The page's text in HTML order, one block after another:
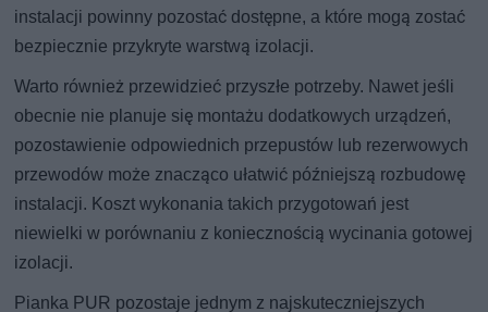
instalacji powinny pozostać dostępne, a które mogą zostać
bezpiecznie przykryte warstwą izolacji.
Warto również przewidzieć przyszłe potrzeby. Nawet jeśli
obecnie nie planuje się montażu dodatkowych urządzeń,
pozostawienie odpowiednich przepustów lub rezerwowych
przewodów może znacząco ułatwić późniejszą rozbudowę
instalacji. Koszt wykonania takich przygotowań jest
niewielki w porównaniu z koniecznością wycinania gotowej
izolacji.
Pianka PUR pozostaje jednym z najskuteczniejszych